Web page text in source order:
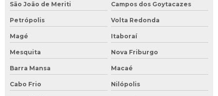
São João de Meriti Campos dos Goytacazes
Petrópolis Volta Redonda
Magé Itaboraí
Mesquita Nova Friburgo
Barra Mansa Macaé
Cabo Frio Nilópolis